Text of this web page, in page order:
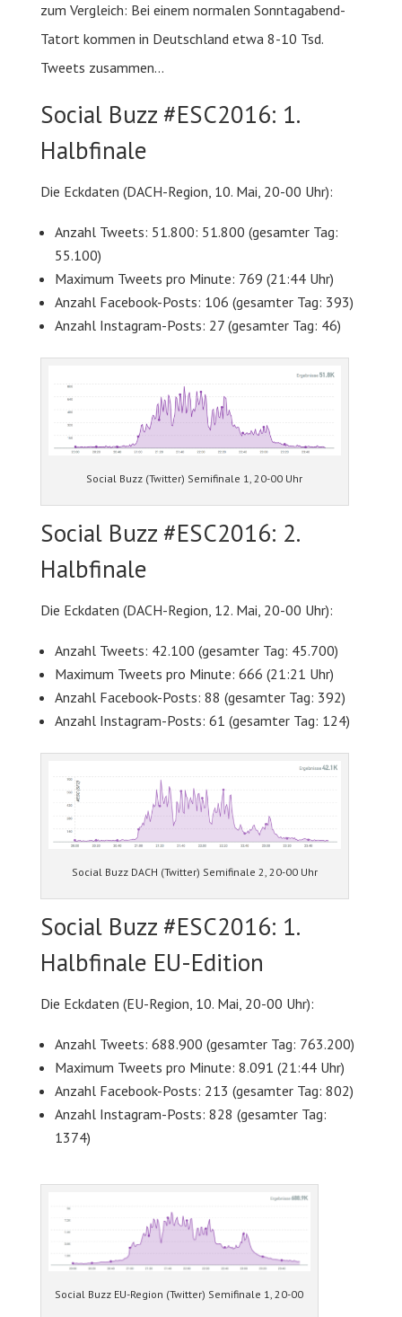
zum Vergleich: Bei einem normalen Sonntagabend-
Tatort kommen in Deutschland etwa 8-10 Tsd.
Tweets zusammen…
Social Buzz #ESC2016: 1.
Halbfinale
Die Eckdaten (DACH-Region, 10. Mai, 20-00 Uhr):
Anzahl Tweets: 51.800: 51.800 (gesamter Tag:
55.100)
Maximum Tweets pro Minute: 769 (21:44 Uhr)
Anzahl Facebook-Posts: 106 (gesamter Tag: 393)
Anzahl Instagram-Posts: 27 (gesamter Tag: 46)
Social Buzz (Twitter) Semifinale 1, 20-00 Uhr
Social Buzz #ESC2016: 2.
Halbfinale
Die Eckdaten (DACH-Region, 12. Mai, 20-00 Uhr):
Anzahl Tweets: 42.100 (gesamter Tag: 45.700)
Maximum Tweets pro Minute: 666 (21:21 Uhr)
Anzahl Facebook-Posts: 88 (gesamter Tag: 392)
Anzahl Instagram-Posts: 61 (gesamter Tag: 124)
Social Buzz DACH (Twitter) Semifinale 2, 20-00 Uhr
Social Buzz #ESC2016: 1.
Halbfinale EU-Edition
Die Eckdaten (EU-Region, 10. Mai, 20-00 Uhr):
Anzahl Tweets: 688.900 (gesamter Tag: 763.200)
Maximum Tweets pro Minute: 8.091 (21:44 Uhr)
Anzahl Facebook-Posts: 213 (gesamter Tag: 802)
Anzahl Instagram-Posts: 828 (gesamter Tag:
1374)
Social Buzz EU-Region (Twitter) Semifinale 1, 20-00